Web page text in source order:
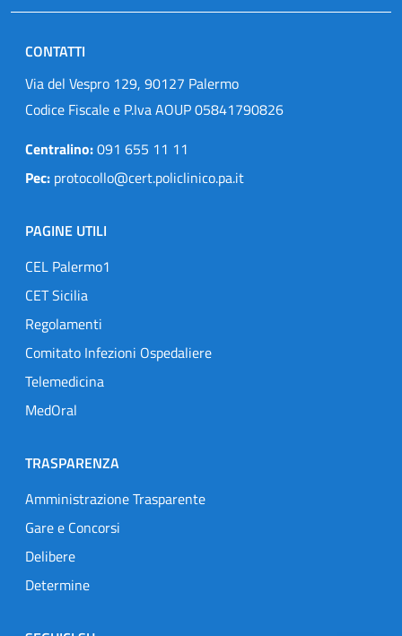
CONTATTI
Via del Vespro 129, 90127 Palermo
Codice Fiscale e P.Iva AOUP 05841790826
Centralino:091 655 11 11
Pec: protocollo@cert.policlinico.pa.it
PAGINE UTILI
CEL Palermo1
CET Sicilia
Regolamenti
Comitato Infezioni Ospedaliere
Telemedicina
MedOral
TRASPARENZA
Amministrazione Trasparente
Gare e Concorsi
Delibere
Determine